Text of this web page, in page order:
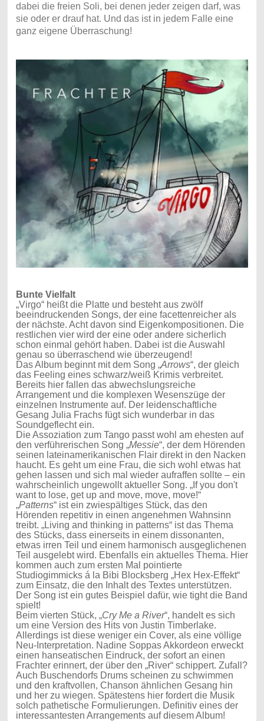
dabei die freien Soli, bei denen jeder zeigen darf, was
sie oder er drauf hat. Und das ist in jedem Falle eine
ganz eigene Überraschung!
Bunte Vielfalt
„Virgo“ heißt die Platte und besteht aus zwölf
beeindruckenden Songs, der eine facettenreicher als
der nächste. Acht davon sind Eigenkompositionen. Die
restlichen vier wird der eine oder andere sicherlich
schon einmal gehört haben. Dabei ist die Auswahl
genau so überraschend wie überzeugend!
Das Album beginnt mit dem Song „Arrows“, der gleich
das Feeling eines schwarz/weiß Krimis verbreitet.
Bereits hier fallen das abwechslungsreiche
Arrangement und die komplexen Wesenszüge der
einzelnen Instrumente auf. Der leidenschaftliche
Gesang Julia Frachs fügt sich wunderbar in das
Soundgeflecht ein.
Die Assoziation zum Tango passt wohl am ehesten auf
den verführerischen Song „Messie“, der dem Hörenden
seinen lateinamerikanischen Flair direkt in den Nacken
haucht. Es geht um eine Frau, die sich wohl etwas hat
gehen lassen und sich mal wieder aufraffen sollte – ein
wahrscheinlich ungewollt aktueller Song. „If you don't
want to lose, get up and move, move, move!“
„Patterns“ ist ein zwiespältiges Stück, das den
Hörenden repetitiv in einen angenehmen Wahnsinn
treibt. „Living and thinking in patterns“ ist das Thema
des Stücks, dass einerseits in einem dissonanten,
etwas irren Teil und einem harmonisch ausgeglichenen
Teil ausgelebt wird. Ebenfalls ein aktuelles Thema. Hier
kommen auch zum ersten Mal pointierte
Studiogimmicks á la Bibi Blocksberg „Hex Hex-Effekt“
zum Einsatz, die den Inhalt des Textes unterstützen.
Der Song ist ein gutes Beispiel dafür, wie tight die Band
spielt!
Beim vierten Stück, „Cry Me a River“, handelt es sich
um eine Version des Hits von Justin Timberlake.
Allerdings ist diese weniger ein Cover, als eine völlige
Neu-Interpretation. Nadine Soppas Akkordeon erweckt
einen hanseatischen Eindruck, der sofort an einen
Frachter erinnert, der über den „River“ schippert. Zufall?
Auch Buschendorfs Drums scheinen zu schwimmen
und den kraftvollen, Chanson ähnlichen Gesang hin
und her zu wiegen. Spätestens hier fordert die Musik
solch pathetische Formulierungen. Definitiv eines der
interessantesten Arrangements auf diesem Album!